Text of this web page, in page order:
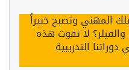
المهني وتصبح خبيراً
لا تفوت هذه
التدريبية